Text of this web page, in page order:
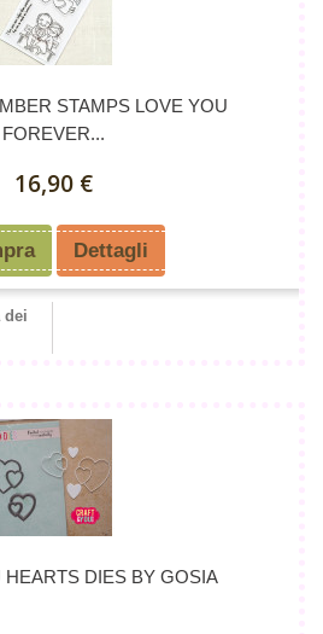
STAMPS LOVE YOU
FOREVER...
16,90 €
Dettagli
dei
DIES BY GOSIA